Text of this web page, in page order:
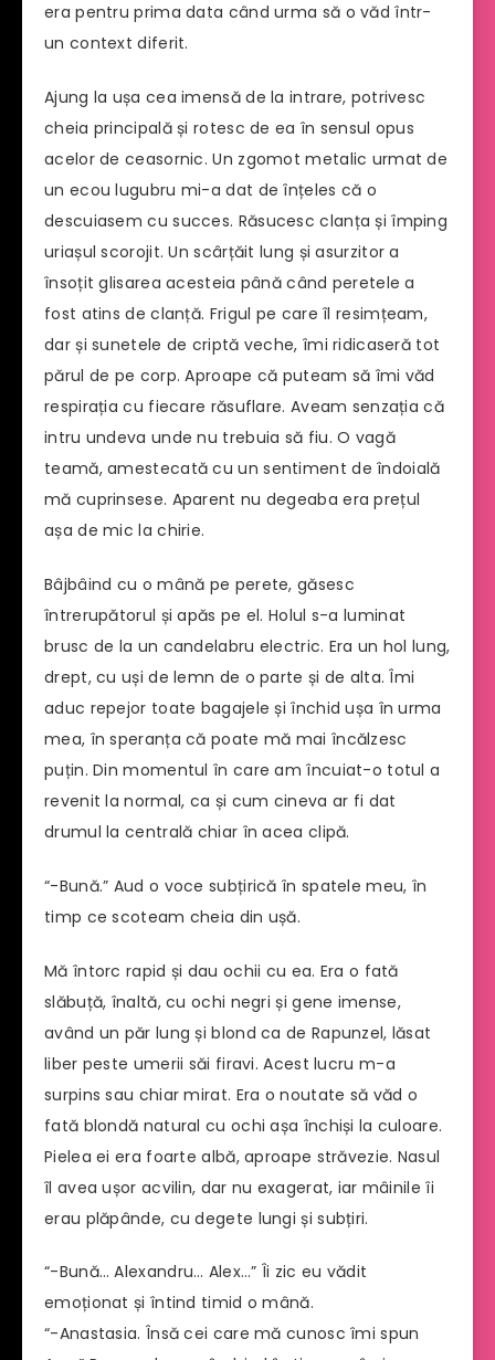
era pentru prima data când urma să o văd într-
un context diferit.
Ajung la ușa cea imensă de la intrare, potrivesc
cheia principală și rotesc de ea în sensul opus
acelor de ceasornic. Un zgomot metalic urmat de
un ecou lugubru mi-a dat de înțeles că o
descuiasem cu succes. Răsucesc clanța și împing
uriașul scorojit. Un scârțăit lung și asurzitor a
însoțit glisarea acesteia până când peretele a
fost atins de clanță. Frigul pe care îl resimțeam,
dar și sunetele de criptă veche, îmi ridicaseră tot
părul de pe corp. Aproape că puteam să îmi văd
respirația cu fiecare răsuflare. Aveam senzația că
intru undeva unde nu trebuia să fiu. O vagă
teamă, amestecată cu un sentiment de îndoială
mă cuprinsese. Aparent nu degeaba era prețul
așa de mic la chirie.
Bâjbâind cu o mână pe perete, găsesc
întrerupătorul și apăs pe el. Holul s-a luminat
brusc de la un candelabru electric. Era un hol lung,
drept, cu uși de lemn de o parte și de alta. Îmi
aduc repejor toate bagajele și închid ușa în urma
mea, în speranța că poate mă mai încălzesc
puțin. Din momentul în care am încuiat-o totul a
revenit la normal, ca și cum cineva ar fi dat
drumul la centrală chiar în acea clipă.
“-Bună.” Aud o voce subțirică în spatele meu, în
timp ce scoteam cheia din ușă.
Mă întorc rapid și dau ochii cu ea. Era o fată
slăbuță, înaltă, cu ochi negri și gene imense,
având un păr lung și blond ca de Rapunzel, lăsat
liber peste umerii săi firavi. Acest lucru m-a
surpins sau chiar mirat. Era o noutate să văd o
fată blondă natural cu ochi așa închiși la culoare.
Pielea ei era foarte albă, aproape străvezie. Nasul
îl avea ușor acvilin, dar nu exagerat, iar mâinile îi
erau plăpânde, cu degete lungi și subțiri.
“-Bună… Alexandru… Alex…” Îi zic eu vădit
emoționat și întind timid o mână.
“-Anastasia. Însă cei care mă cunosc îmi spun